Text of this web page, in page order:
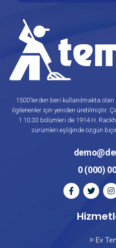
1500'lerden beri kullanılmakta
ilgilenenler için yeniden üretilmiştir.
1.10.33 bölümleri de 1914 H.
sürümleri eşliğinde özgün
0 (000)
Ev